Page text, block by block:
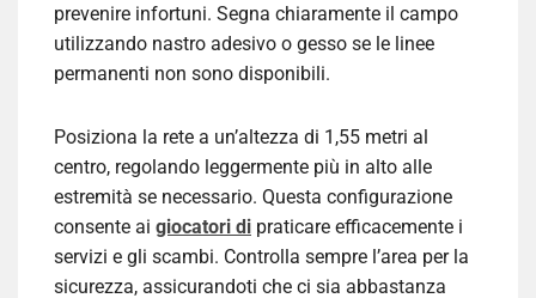
prevenire infortuni. Segna chiaramente il campo
utilizzando nastro adesivo o gesso se le linee
permanenti non sono disponibili.
Posiziona la rete a un’altezza di 1,55 metri al
centro, regolando leggermente più in alto alle
estremità se necessario. Questa configurazione
consente ai giocatori di praticare efficacemente i
servizi e gli scambi. Controlla sempre l’area per la
sicurezza, assicurandoti che ci sia abbastanza